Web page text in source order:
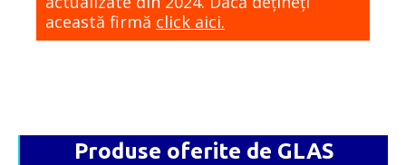
această firmă click aici.
Produse oferite de GLAS